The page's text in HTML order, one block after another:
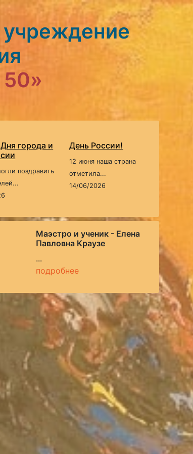
города и
поздравить
День России!
12 июня наша страна
отметила...
14/06/2026
Маэстро и ученик - Елена
Павловна Краузе
...
подробнее